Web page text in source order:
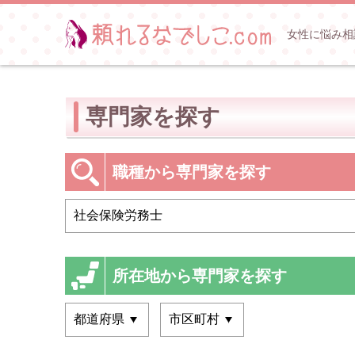
女性に悩み
専門家を探す
職種から専門家を探す
所在地から専門家を探す